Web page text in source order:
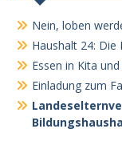
Nein, loben
Haushalt 24:
Essen in Kita
Einladung zum